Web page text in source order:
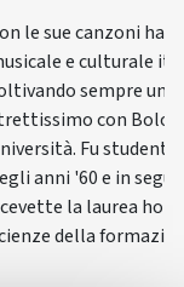
le sue canzoni ha
e culturale
sempre un
con
Fu
anni '60 e in
la laurea
della